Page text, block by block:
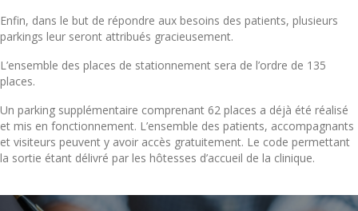
Enfin, dans le but de répondre aux besoins des patients, plusieurs
parkings leur seront attribués gracieusement.
L’ensemble des places de stationnement sera de l’ordre de 135
places.
Un parking supplémentaire comprenant 62 places a déjà été réalisé
et mis en fonctionnement. L’ensemble des patients, accompagnants
et visiteurs peuvent y avoir accès gratuitement. Le code permettant
la sortie étant délivré par les hôtesses d’accueil de la clinique.